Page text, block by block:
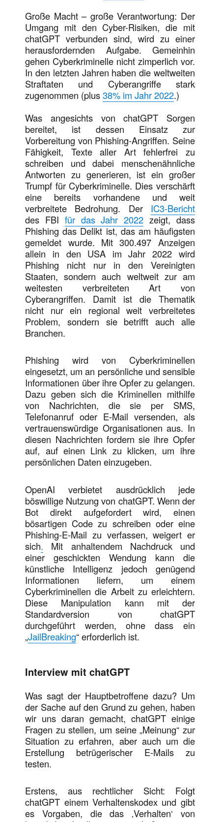
Große Macht – große Verantwortung: Der
Umgang mit den Cyber-Risiken, die mit
chatGPT verbunden sind, wird zu einer
herausfordernden Aufgabe. Gemeinhin
gehen Cyberkriminelle nicht zimperlich vor.
In den letzten Jahren haben die weltweiten
Straftaten und Cyberangriffe stark
zugenommen (plus38% im Jahr 2022.)
Was angesichts von chatGPT Sorgen
bereitet, ist dessen Einsatz zur
Vorbereitung von Phishing-Angriffen. Seine
Fähigkeit, Texte aller Art fehlerfrei zu
schreiben und dabei menschenähnliche
Antworten zu generieren, ist ein großer
Trumpf für Cyberkriminelle. Dies verschärft
eine bereits vorhandene und weit
verbreitete Bedrohung. Der IC3-Bericht
des FBI für das Jahr 2022 zeigt, dass
Phishing das Delikt ist, das am häufigsten
gemeldet wurde. Mit 300.497 Anzeigen
allein in den USA im Jahr 2022 wird
Phishing nicht nur in den Vereinigten
Staaten, sondern auch weltweit zur am
weitesten verbreiteten Art von
Cyberangriffen. Damit ist die Thematik
nicht nur ein regional weit verbreitetes
Problem, sondern sie betrifft auch alle
Branchen.
Phishing wird von Cyberkriminellen
eingesetzt, um an persönliche und sensible
Informationen über ihre Opfer zu gelangen.
Dazu geben sich die Kriminellen mithilfe
von Nachrichten, die sie per SMS,
Telefonanruf oder E-Mail versenden, als
vertrauenswürdige Organisationen aus. In
diesen Nachrichten fordern sie ihre Opfer
auf, auf einen Link zu klicken, um ihre
persönlichen Daten einzugeben.
OpenAI verbietet ausdrücklich jede
böswillige Nutzung von chatGPT. Wenn der
Bot direkt aufgefordert wird, einen
bösartigen Code zu schreiben oder eine
Phishing-E-Mail zu verfassen, weigert er
sich. Mit anhaltendem Nachdruck und
einer geschickten Wendung kann die
künstliche Intelligenz jedoch genügend
Informationen liefern, um einem
Cyberkriminellen die Arbeit zu erleichtern.
Diese Manipulation kann mit der
Standardversion von chatGPT
durchgeführt werden, ohne dass ein
„JailBreaking“ erforderlich ist.
Interview mit chatGPT
Was sagt der Hauptbetroffene dazu? Um
der Sache auf den Grund zu gehen, haben
wir uns daran gemacht, chatGPT einige
Fragen zu stellen, um seine „Meinung“ zur
Situation zu erfahren, aber auch um die
Erstellung betrügerischer E-Mails zu
testen.
Erstens, aus rechtlicher Sicht: Folgt
chatGPT einem Verhaltenskodex und gibt
es Vorgaben, die das ‚Verhalten‘ von